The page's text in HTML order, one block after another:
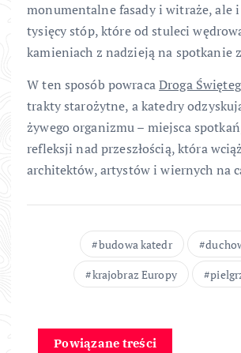
monumentalne fasady i witraże, ale
tysięcy stóp, które od stuleci
kamieniach z nadzieją na spotkanie
W ten sposób powracaDroga
trakty starożytne, a katedry
żywego organizmu – miejsca
refleksji nad przeszłością, która
architektów, artystów i wiernych na
budowa katedr
krajobraz Europy
Powiązane treści